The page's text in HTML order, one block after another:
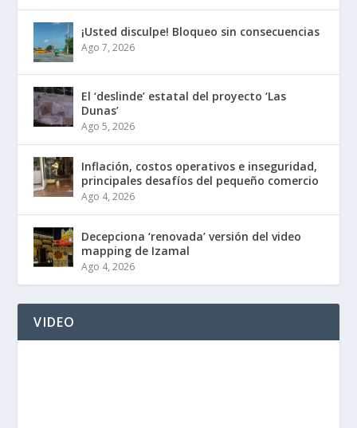
¡Usted disculpe! Bloqueo sin consecuencias
Ago 7, 2026
El ‘deslinde’ estatal del proyecto ‘Las
Dunas’
Ago 5, 2026
Inflación, costos operativos e inseguridad,
principales desafíos del pequeño comercio
Ago 4, 2026
Decepciona ‘renovada’ versión del video
mapping de Izamal
Ago 4, 2026
VIDEO